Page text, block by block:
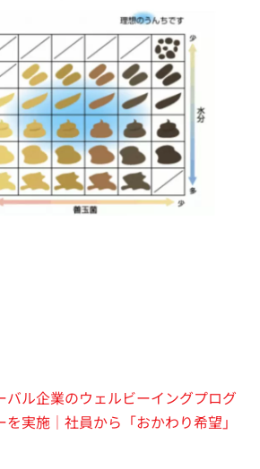
バル企業のウェルビーイングプログ
実施｜社員から「おかわり希望」